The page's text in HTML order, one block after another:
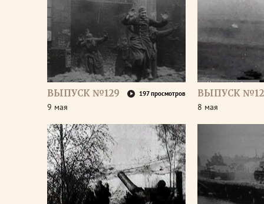
ВЫПУСК №129 197 просмотров
9 мая
ВЫПУСК
8 мая